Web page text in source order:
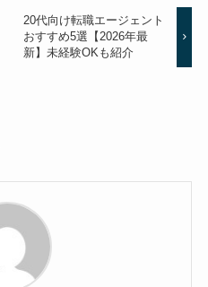
20代向け転職エージェント
おすすめ5選【2026年最
新】未経験OKも紹介